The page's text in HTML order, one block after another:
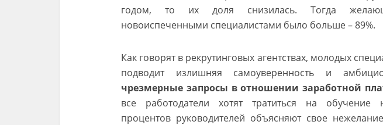
годом, то их доля снизилась. Тогда
новоиспеченными специалистами было больше – 89%.
Как говорят в рекрутинговых агентствах, молодых
подводит излишняя самоуверенность и
чрезмерные запросы в отношении заработной
все работодатели хотят тратиться на обучение
процентов руководителей объясняют свое